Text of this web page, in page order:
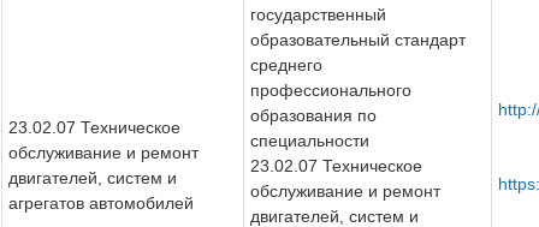
23.02.07 Техническое
обслуживание и ремонт
двигателей, систем и
агрегатов автомобилей
государственный
образовательный стандарт
среднего
профессионального
образования по
специальности
23.02.07 Техническое
обслуживание и ремонт
двигателей, систем и